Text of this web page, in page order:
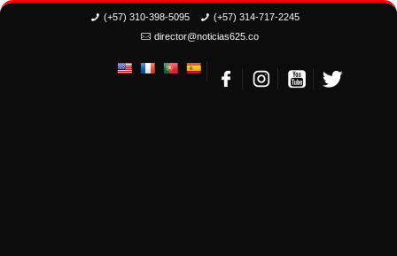
(+57) 310-398-5095
(+57) 314-717-2245
director@noticias625.co